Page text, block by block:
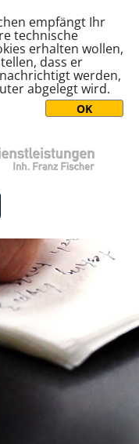
empfängt Ihr
technische
erhalten wollen,
dass er
werden,
abgelegt wird.